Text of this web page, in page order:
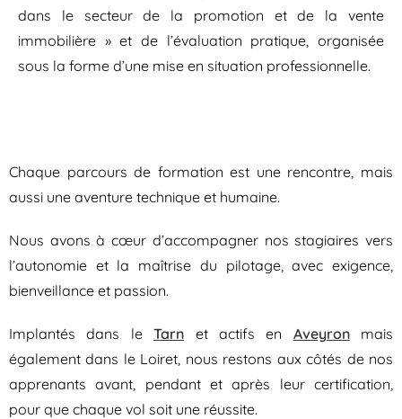
dans le secteur de la promotion et de la vente
immobilière » et de l’évaluation pratique, organisée
sous la forme d’une mise en situation professionnelle.
Chaque parcours de formation est une rencontre, mais
aussi une aventure technique et humaine.
Nous avons à cœur d’accompagner nos stagiaires vers
l’autonomie et la maîtrise du pilotage, avec exigence,
bienveillance et passion.
Implantés dans leTarn et actifs en Aveyronmais
également dans le Loiret, nous restons aux côtés de nos
apprenants avant, pendant et après leur certification,
pour que chaque vol soit une réussite.